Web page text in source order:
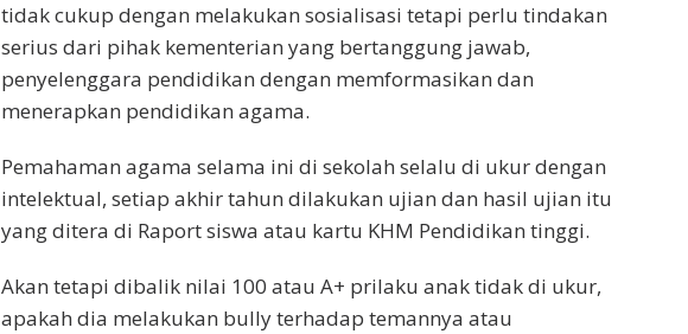
tidak cukup dengan melakukan sosialisasi tetapi perlu tindakan
serius dari pihak kementerian yang bertanggung jawab,
penyelenggara pendidikan dengan memformasikan dan
menerapkan pendidikan agama.
Pemahaman agama selama ini di sekolah selalu di ukur dengan
intelektual, setiap akhir tahun dilakukan ujian dan hasil ujian itu
yang ditera di Raport siswa atau kartu KHM Pendidikan tinggi.
Akan tetapi dibalik nilai 100 atau A+ prilaku anak tidak di ukur,
apakah dia melakukan bully terhadap temannya atau